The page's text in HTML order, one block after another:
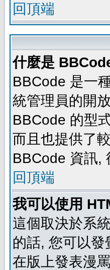
回頂端
什麼是
BBCode 是一
統管理員的開
BBCode 的型
而且也提供了
BBCode 資訊,
回頂端
我可以使用
這個取決於系
的話, 您可以
在版上發表漫